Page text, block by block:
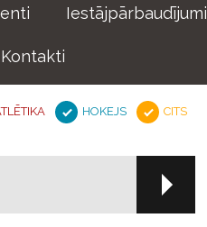
Iestājpārbaudījumi
Kontakti
HOKEJS CITS